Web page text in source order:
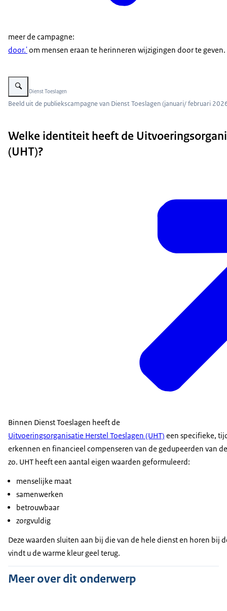
meer de campagne:
door.'om mensen eraan te herinneren wijzigingen door te geven.
Vergroot afbeelding Beeld uit de publiekscampagne van Dienst Toeslagen
Beeld: © Dienst Toeslagen
Beeld uit de publiekscampagne van Dienst Toeslagen (januari/ februari
Welke identiteit heeft de
(UHT)?
Binnen Dienst Toeslagen heeft de
Uitvoeringsorganisatie Herstel Toeslagen (UHT) een specifieke,
erkennen en financieel compenseren van de gedupeerden van
zo. UHT heeft een aantal eigen waarden geformuleerd:
menselijke maat
samenwerken
betrouwbaar
zorgvuldig
Deze waarden sluiten aan bij die van de hele dienst en horen bij
vindt u de warme kleur geel terug.
Meer over dit onderwerp